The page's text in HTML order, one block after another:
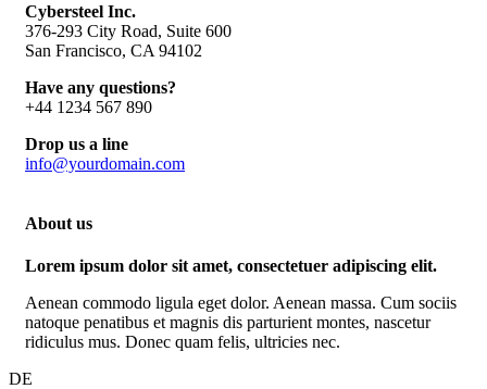
Cybersteel Inc.
376-293 City Road, Suite 600
San Francisco, CA 94102
Have any questions?
+44 1234 567 890
Drop us a line
info@yourdomain.com
About us
Lorem ipsum dolor sit amet, consectetuer adipiscing elit.
Aenean commodo ligula eget dolor. Aenean massa. Cum sociis
natoque penatibus et magnis dis parturient montes, nascetur
ridiculus mus. Donec quam felis, ultricies nec.
DE